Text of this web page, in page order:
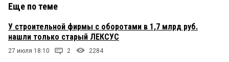
Еще по теме
У строительной фирмы с оборотами в 1,7 млрд руб.
нашли только старый ЛЕКСУС
27 июля 18:10 2 2284